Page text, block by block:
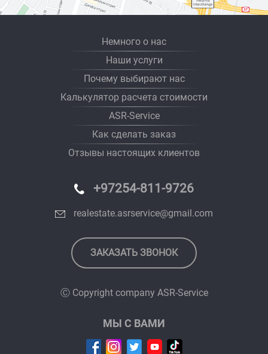
Немного о нас
Наши услуги
Почему выбирают нас
Калькулятор расчета стоимости
ASR-Service
Как сделать заказ
Отзывы настоящих клиентов
+97254-811-9726
realestate.asrservice@gmail.com
ЗАКАЗАТЬ ЗВОНОК
Ⓒ Copyright company ASR-Service
МЫ С ВАМИ